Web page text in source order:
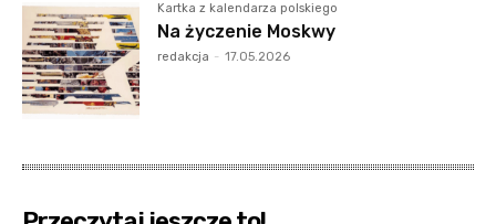
Kartka z kalendarza polskiego
Na życzenie Moskwy
redakcja - 17.05.2026